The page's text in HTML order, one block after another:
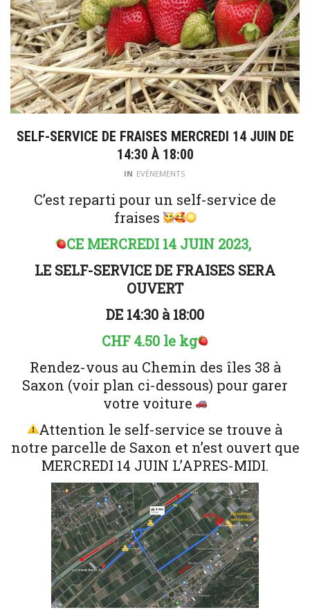
SELF-SERVICE DE FRAISES MERCREDI 14 JUIN DE
14:30 À 18:00
IN EVÈNEMENTS
C’est reparti pour un self-service de
fraises
CE MERCREDI 14 JUIN 2023,
LE SELF-SERVICE DE FRAISES SERA
OUVERT
DE 14:30 à 18:00
CHF 4.50 le kg
Rendez-vous au Chemin des îles 38 à
Saxon (voir plan ci-dessous) pour garer
votre voiture
Attention le self-service se trouve à
notre parcelle de Saxon et n’est ouvert que
MERCREDI 14 JUIN L’APRES-MIDI.